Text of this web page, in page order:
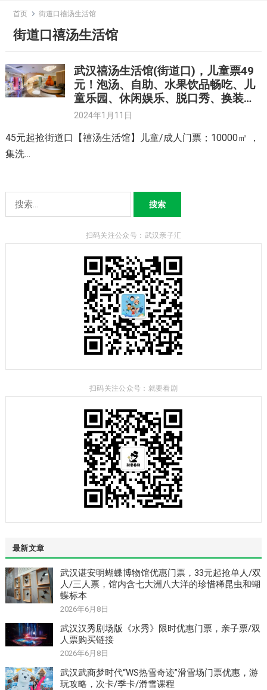
content
首页 街道口禧汤生活馆
街道口禧汤生活馆
武汉禧汤生活馆(街道口)，儿童票49
元！泡汤、自助、水果饮品畅吃、儿
童乐园、休闲娱乐、脱口秀、换装体
验
2024年1月11日
45元起抢街道口【禧汤生活馆】儿童/成人门票；10000㎡ ，
集洗…
索：
扫码关注公众号：武汉亲子汇
扫码关注公众号：就要看剧
最新文章
武汉谌安明蝴蝶博物馆优惠门票，33元起抢单人/双
人/三人票，馆内含七大洲八大洋的珍惜稀昆虫和蝴
蝶标本
2026年6月8日
武汉汉秀剧场版《水秀》限时优惠门票，亲子票/双
人票购买链接
2026年6月8日
武汉武商梦时代“WS热雪奇迹”滑雪场门票优惠，游
玩攻略，次卡/季卡/滑雪课程